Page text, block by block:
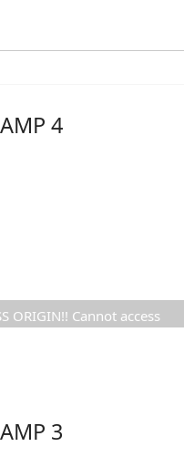
4
ORIGIN!! Cannot access
3